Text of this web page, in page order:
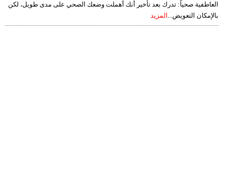
العاطفية صحياً: تدرك بعد تأخير أنك أهملت وضعك الصحي على مدى طويل، لكن
بالإمكان التعويض... المزيد